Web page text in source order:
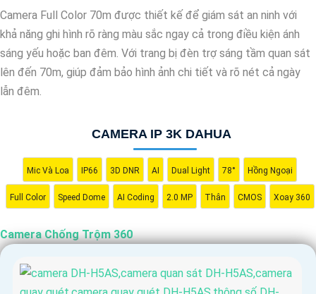
Camera Full Color 70m được thiết kế để giám sát an ninh với
khả năng ghi hình rõ ràng màu sắc ngay cả trong điều kiện ánh
sáng yếu hoặc ban đêm. Với trang bị đèn trợ sáng tầm quan sát
lên đến 70m, giúp đảm bảo hình ảnh chi tiết và rõ nét cả ngày
lẫn đêm.
CAMERA IP 3K DAHUA
Mic Và Loa IP66 3D DNR AI Dual Light 78° Hồng Ngoại
Full Color Speed Dome AI Coding 2.0 MP Thân CMOS Xoay 360
Camera Chống Trộm 360